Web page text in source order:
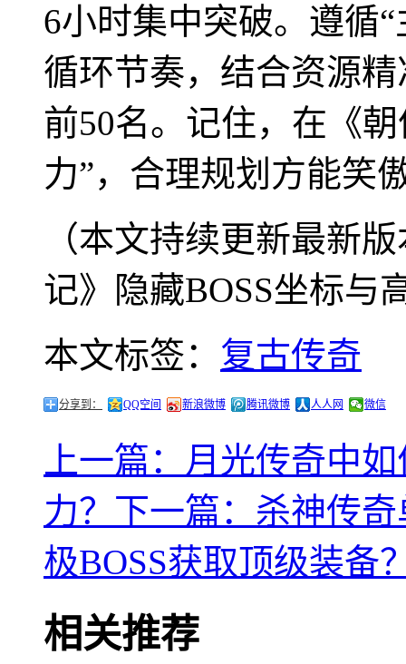
6小时集中突破。遵
循环节奏，结合资源
前50名。记住，在《
力”，合理规划方能笑
（本文持续更新最新
记》隐藏BOSS坐标与
本文标签： 复古传奇
分享到： QQ空间 新浪微博 腾讯微博 人人网 微信
上一篇：月光传奇中
力？ 下一篇：杀神传
极BOSS获取顶级装备
相关推荐